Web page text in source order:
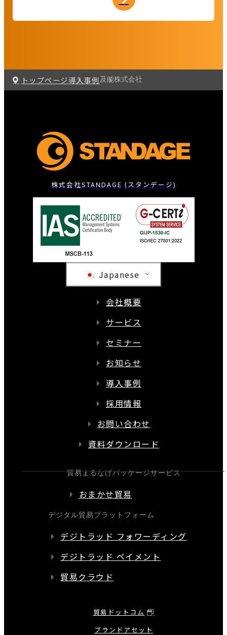
トップページ導入事例 及能株式会社
株式会社STANDAGE (スタンデージ)
Japanese
会社概要
サービス
セミナー
お知らせ
導入事例
採用情報
お問い合わせ
資料ダウンロード
貿易まるなげパッケージサービス
おまかせ貿易
デジタル貿易プラットフォーム
デジトラッド フォワーディング
デジトラッド ペイメント
貿易クラウド
貿易ドットコム
ブランドアセット